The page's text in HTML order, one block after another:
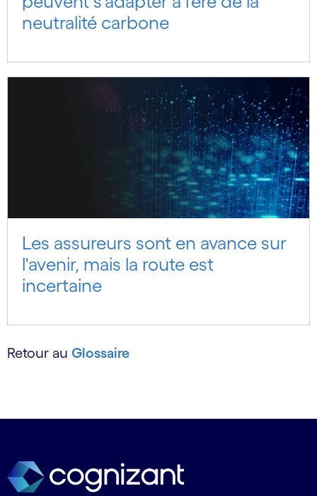
neutralité carbone
Les assureurs sont en avance sur
l'avenir, mais la route est
incertaine
Retour au Glossaire